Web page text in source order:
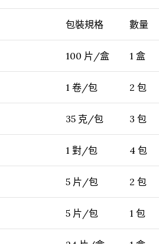
包裝規格 數量
100 片/盒 1 盒
1 卷/包 2 包
35 克/包 3 包
1 對/包 4 包
5 片/包 2 包
5 片/包 1 包